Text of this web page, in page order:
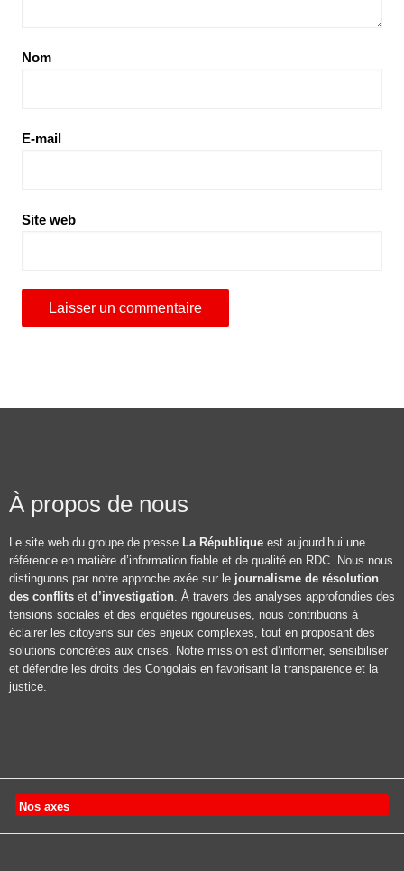
Nom
E-mail
Site web
À propos de nous
Le site web du groupe de presse La République est aujourd’hui une
référence en matière d’information fiable et de qualité en RDC. Nous nous
distinguons par notre approche axée sur le journalisme de résolution
des conflits et d’investigation. À travers des analyses approfondies des
tensions sociales et des enquêtes rigoureuses, nous contribuons à
éclairer les citoyens sur des enjeux complexes, tout en proposant des
solutions concrètes aux crises. Notre mission est d’informer, sensibiliser
et défendre les droits des Congolais en favorisant la transparence et la
justice.
Nos axes